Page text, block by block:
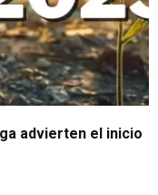
advierten el inicio